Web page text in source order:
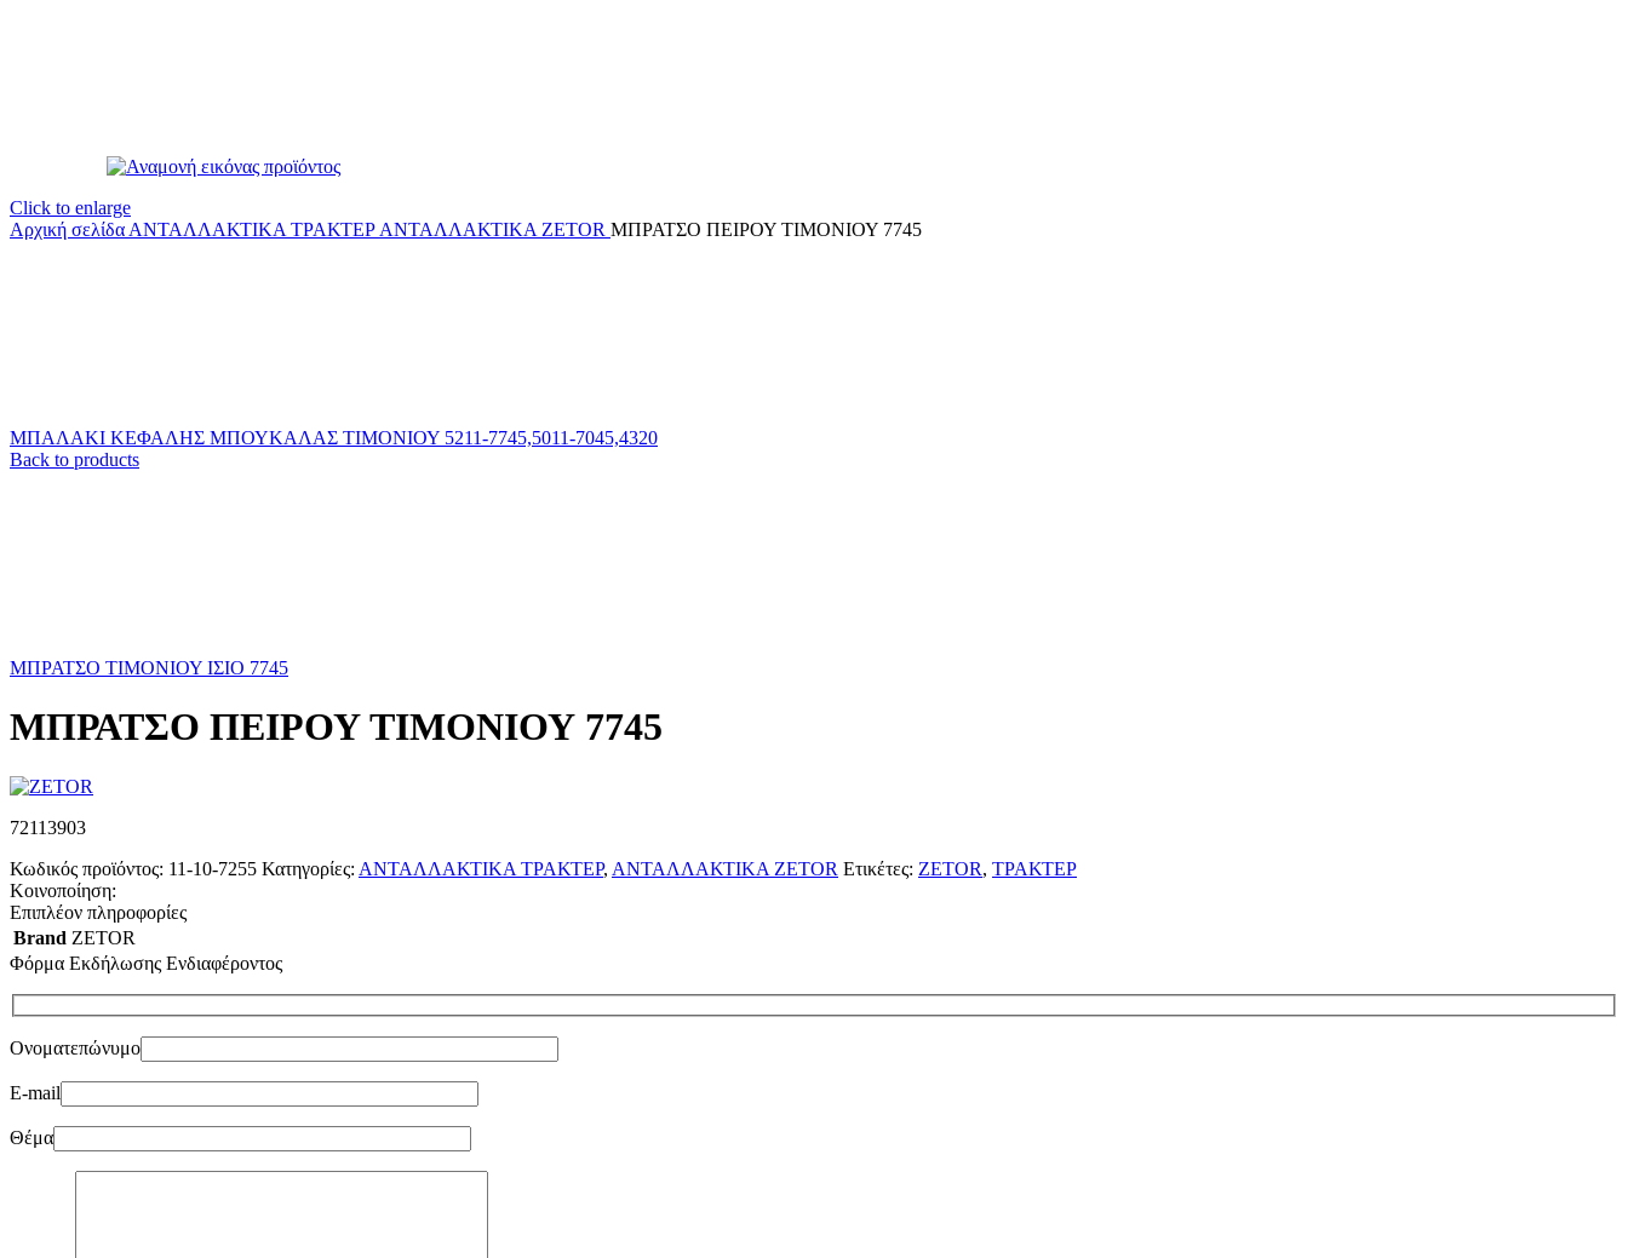
Click to enlarge
Αρχική σελίδα ΑΝΤΑΛΛΑΚΤΙΚΑ ΤΡΑΚΤΕΡ ΑΝΤΑΛΛΑΚΤΙΚΑ ZETOR ΜΠΡΑΤΣΟ ΠΕΙΡΟΥ ΤΙΜΟΝΙΟΥ 7745
ΜΠΑΛΑΚΙ ΚΕΦΑΛΗΣ ΜΠΟΥΚΑΛΑΣ ΤΙΜΟΝΙΟΥ 5211-7745,5011-7045,4320
Back to products
ΜΠΡΑΤΣΟ ΤΙΜΟΝΙΟΥ ΙΣΙΟ 7745
ΜΠΡΑΤΣΟ ΠΕΙΡΟΥ ΤΙΜΟΝΙΟΥ 7745
72113903
Κωδικός προϊόντος: 11-10-7255 Κατηγορίες: ΑΝΤΑΛΛΑΚΤΙΚΑ ΤΡΑΚΤΕΡ, ΑΝΤΑΛΛΑΚΤΙΚΑ ZETOR Ετικέτες: ZETOR, ΤΡΑΚΤΕΡ
Κοινοποίηση:
Επιπλέον πληροφορίες
Brand ZETOR
Φόρμα Εκδήλωσης Ενδιαφέροντος
Ονοματεπώνυμο
E-mail
Θέμα